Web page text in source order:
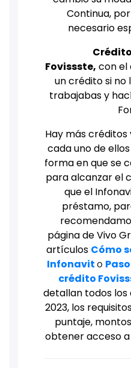
Continua,
necesario
Fovissste, con el
un crédito si no
trabajabas y
Hay más créditos
cada uno de
forma en que se
para alcanzar el
que el
préstamo,
página de Vivo
artículos Cómo
Infonavito
crédito
detallan todos
2023, los
puntaje,
obtener acceso a